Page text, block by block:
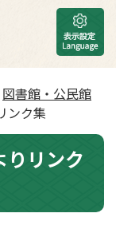
図書館・公民館
ンク集
りリンク